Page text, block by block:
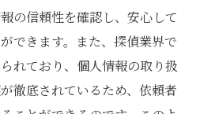
の信頼性を確認し、安心して
できます。また、探偵業界で
れており、個人情報の取り扱
徹底されているため、依頼者